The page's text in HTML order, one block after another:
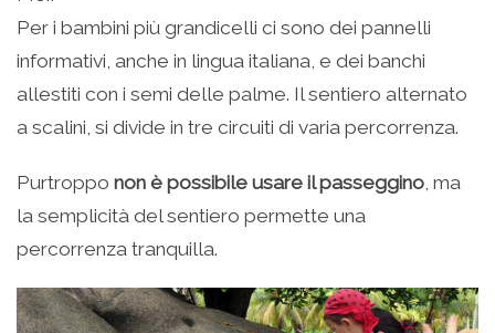
Per i bambini più grandicelli ci sono dei pannelli
informativi, anche in lingua italiana, e dei banchi
allestiti con i semi delle palme. Il sentiero alternato
a scalini, si divide in tre circuiti di varia percorrenza.
Purtroppo non è possibile usare il passeggino , ma
la semplicità del sentiero permette una
percorrenza tranquilla.